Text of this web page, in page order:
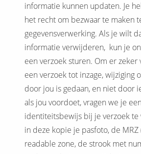
informatie kunnen updaten. Je
het recht om bezwaar te maken
gegevensverwerking. Als je wilt
informatie verwijderen, kun je
een verzoek sturen. Om er zeker
een verzoek tot inzage, wijziging
door jou is gedaan, en niet door
als jou voordoet, vragen we je
identiteitsbewijs bij je verzoek te
in deze kopie je pasfoto, de MRZ
readable zone, de strook met